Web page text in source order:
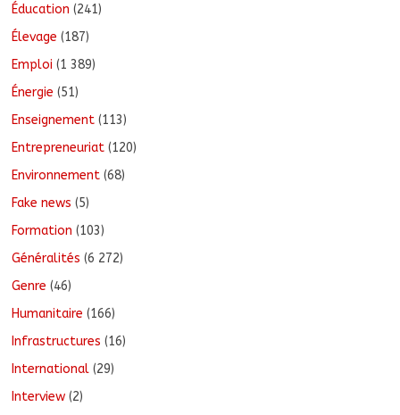
Éducation (241)
Élevage (187)
Emploi (1 389)
Énergie (51)
Enseignement (113)
Entrepreneuriat (120)
Environnement (68)
Fake news (5)
Formation (103)
Généralités (6 272)
Genre (46)
Humanitaire (166)
Infrastructures (16)
International (29)
Interview (2)